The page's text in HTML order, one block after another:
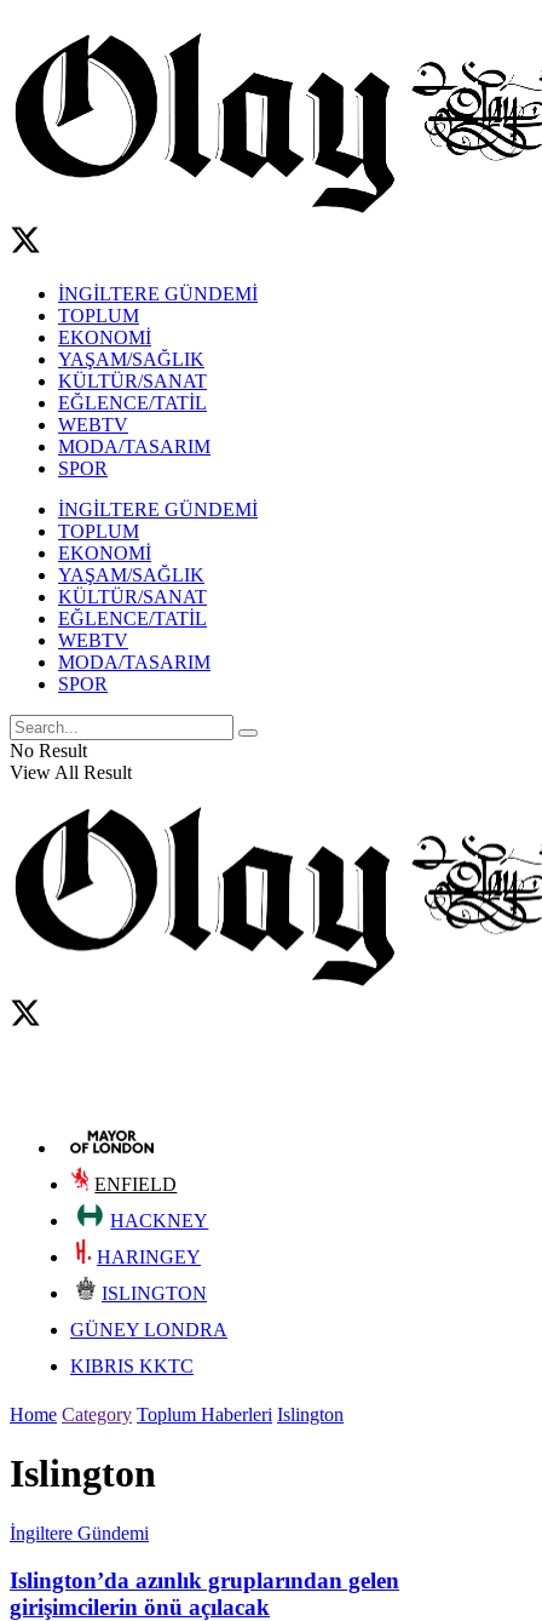
İNGİLTERE GÜNDEMİ
TOPLUM
EKONOMİ
YAŞAM/SAĞLIK
KÜLTÜR/SANAT
EĞLENCE/TATİL
WEBTV
MODA/TASARIM
SPOR
İNGİLTERE GÜNDEMİ
TOPLUM
EKONOMİ
YAŞAM/SAĞLIK
KÜLTÜR/SANAT
EĞLENCE/TATİL
WEBTV
MODA/TASARIM
SPOR
No Result
View All Result
ENFIELD
HACKNEY
HARINGEY
ISLINGTON
GÜNEY LONDRA
KIBRIS KKTC
Home Category Toplum Haberleri Islington
Islington
İngiltere Gündemi
Islington’da azınlık gruplarından gelen
girişimcilerin önü açılacak